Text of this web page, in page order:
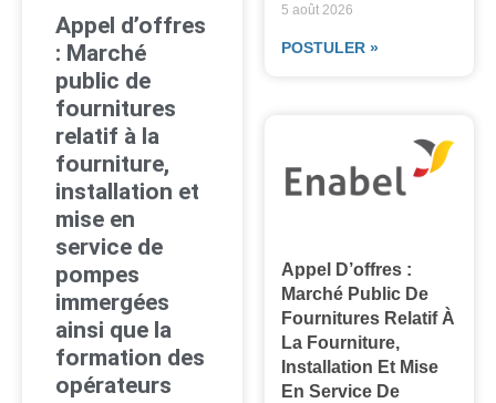
Appel d’offres
: Marché
public de
fournitures
relatif à la
fourniture,
installation et
mise en
service de
pompes
immergées
ainsi que la
formation des
opérateurs
5 août 2026
POSTULER »
Appel D’offres :
Marché Public De
Fournitures Relatif À
La Fourniture,
Installation Et Mise
En Service De